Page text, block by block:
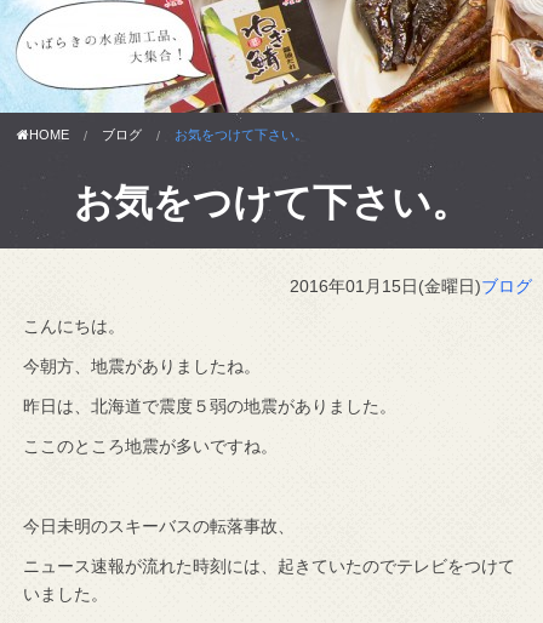
HOME ブログ お気をつけて下さい。
お気をつけて下さい。
2016年01月15日(金曜日)ブログ
こんにちは。
今朝方、地震がありましたね。
昨日は、北海道で震度５弱の地震がありました。
ここのところ地震が多いですね。
今日未明のスキーバスの転落事故、
ニュース速報が流れた時刻には、起きていたのでテレビをつけて
いました。